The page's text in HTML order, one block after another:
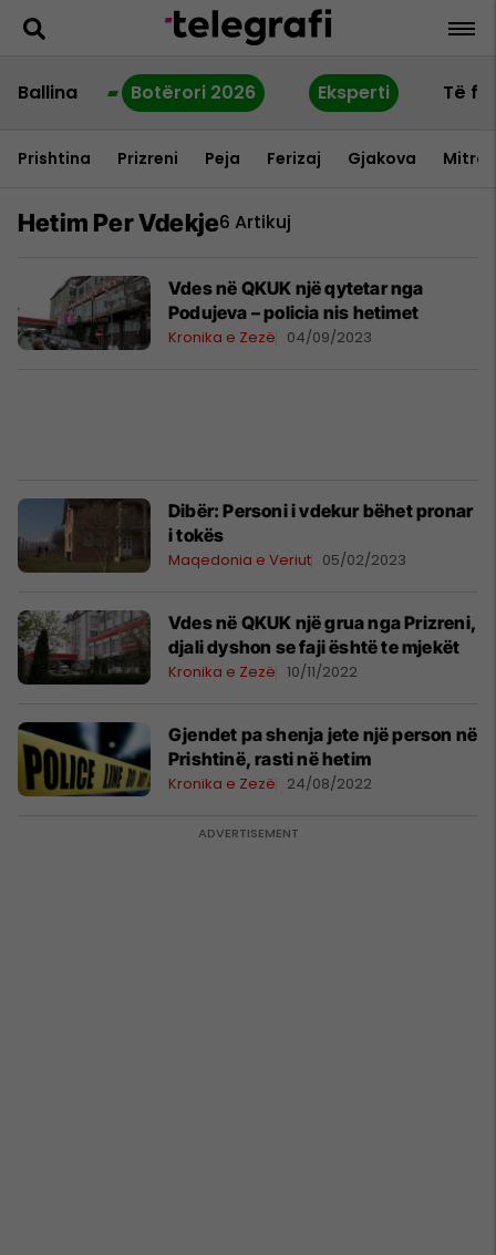
Ballina Botërori 2026 Eksperti Të
Prishtina Prizreni Peja Ferizaj Gjakova
Hetim Per Vdekje6 Artikuj
Vdes në QKUK një qytetar nga
Podujeva – policia nis hetimet
Kronika e Zezë 04/09/2023
Dibër: Personi i vdekur bëhet pronar
i tokës
Maqedonia e Veriut 05/02/2023
Vdes në QKUK një grua nga Prizreni,
djali dyshon se faji është te mjekët
Kronika e Zezë 10/11/2022
Gjendet pa shenja jete një person në
Prishtinë, rasti në hetim
Kronika e Zezë 24/08/2022